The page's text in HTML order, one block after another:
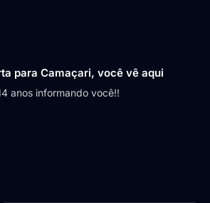
para Camaçari, você vê aqui
anos informando você!!